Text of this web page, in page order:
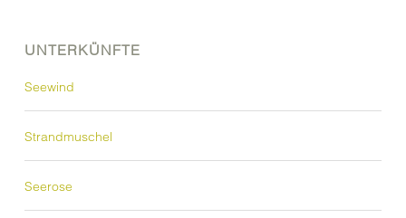
UNTERKÜNFTE
Seewind
Strandmuschel
Seerose